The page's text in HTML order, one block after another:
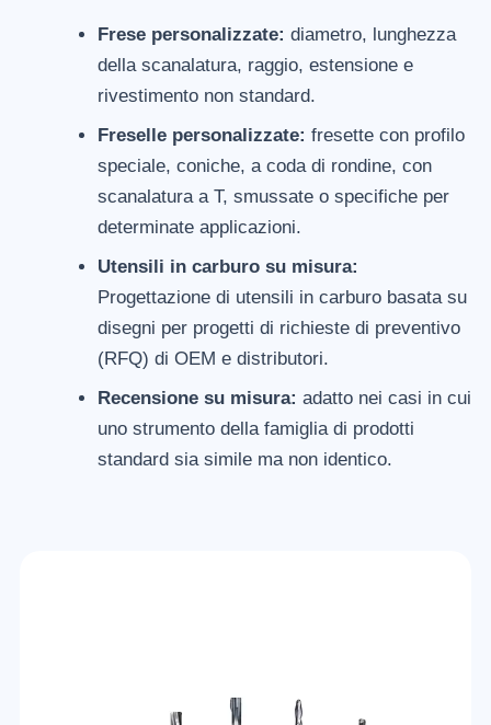
Frese personalizzate: diametro, lunghezza
della scanalatura, raggio, estensione e
rivestimento non standard.
Freselle personalizzate: fresette con profilo
speciale, coniche, a coda di rondine, con
scanalatura a T, smussate o specifiche per
determinate applicazioni.
Utensili in carburo su misura:
Progettazione di utensili in carburo basata su
disegni per progetti di richieste di preventivo
(RFQ) di OEM e distributori.
Recensione su misura: adatto nei casi in cui
uno strumento della famiglia di prodotti
standard sia simile ma non identico.